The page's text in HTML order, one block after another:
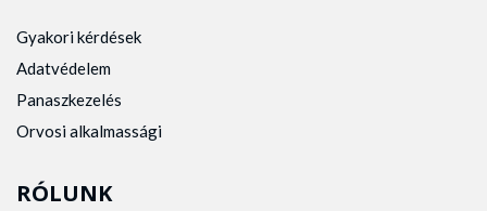
Gyakori kérdések
Adatvédelem
Panaszkezelés
Orvosi alkalmassági
RÓLUNK